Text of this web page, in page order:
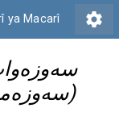
ya Macarî settings
سەوزەمەنی)